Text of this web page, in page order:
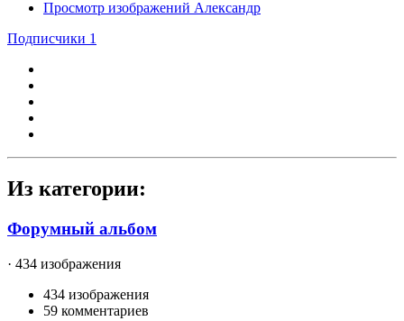
Просмотр изображений Александр
Подписчики 1
Из категории:
Форумный альбом
· 434 изображения
434 изображения
59 комментариев